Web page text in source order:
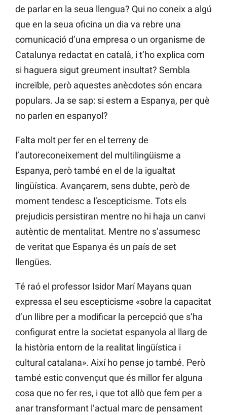
de parlar en la seua llengua? Qui no coneix a algú
que en la seua oficina un dia va rebre una
comunicació d’una empresa o un organisme de
Catalunya redactat en català, i t’ho explica com
si haguera sigut greument insultat? Sembla
increïble, però aquestes anècdotes són encara
populars. Ja se sap: si estem a Espanya, per què
no parlen en espanyol?
Falta molt per fer en el terreny de
l’autoreconeixement del multilingüisme a
Espanya, però també en el de la igualtat
lingüística. Avançarem, sens dubte, però de
moment tendesc a l’escepticisme. Tots els
prejudicis persistiran mentre no hi haja un canvi
autèntic de mentalitat. Mentre no s’assumesc
de veritat que Espanya és un país de set
llengües.
Té raó el professor Isidor Marí Mayans quan
expressa el seu escepticisme «sobre la capacitat
d’un llibre per a modificar la percepció que s’ha
configurat entre la societat espanyola al llarg de
la història entorn de la realitat lingüística i
cultural catalana». Així ho pense jo també. Però
també estic convençut que és millor fer alguna
cosa que no fer res, i que tot allò que fem per a
anar transformant l’actual marc de pensament